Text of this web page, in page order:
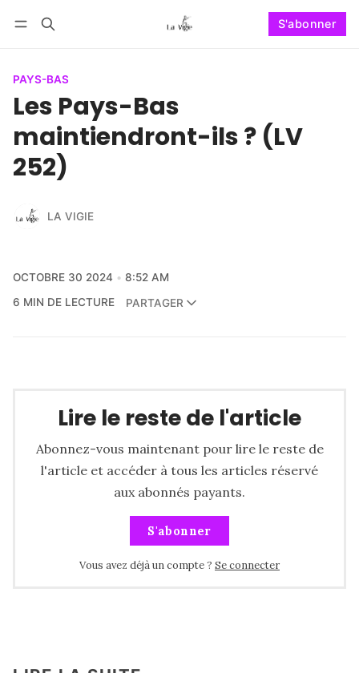
S'abonner
PAYS-BAS
Les Pays-Bas
maintiendront-ils ? (LV
252)
LA VIGIE
OCTOBRE 30 2024
8:52 AM
6 MIN DE LECTURE
PARTAGER
Lire le reste de l'article
Abonnez-vous maintenant pour lire le reste de
l'article et accéder à tous les articles réservé
aux abonnés payants.
S'abonner
Vous avez déjà un compte ? Se connecter